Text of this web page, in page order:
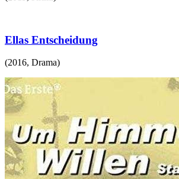
Ellas Entscheidung
(2016, Drama)